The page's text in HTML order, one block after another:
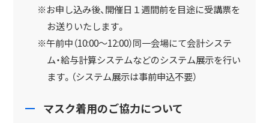
※お申し込み後、開催日１週間前を目途に受講票を
お送りいたします。
※午前中（10:00～12:00）同一会場にて会計システ
ム・給与計算システムなどのシステム展示を行い
ます。（システム展示は事前申込不要）
マスク着用のご協力について